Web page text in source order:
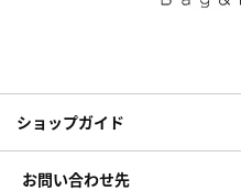
ショップガイド
お問い合わせ先